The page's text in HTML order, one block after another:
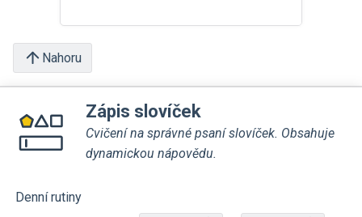
Nahoru
Zápis slovíček
Cvičení na správné psaní slovíček. Obsahuje
dynamickou nápovědu.
Denní rutiny